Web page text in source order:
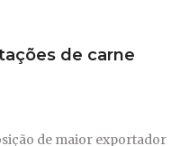
de carne
de maior exportador